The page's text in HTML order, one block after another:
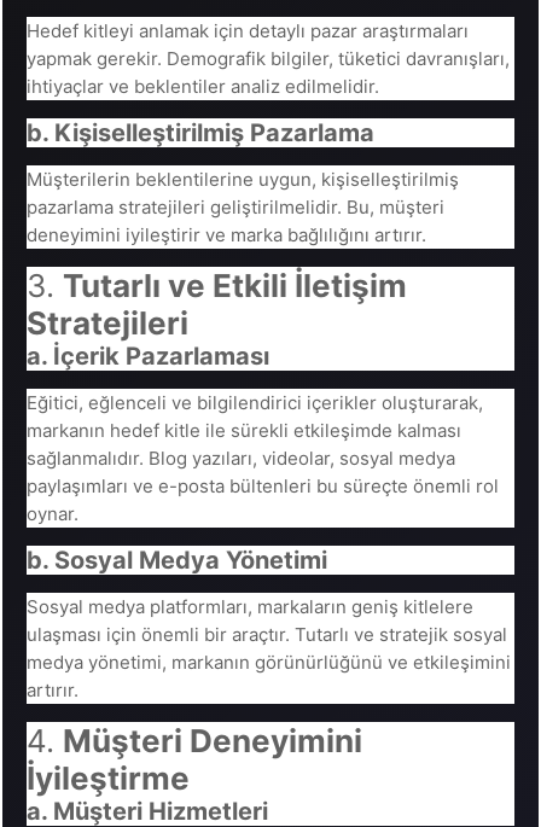
Hedef kitleyi anlamak için detaylı pazar araştırmaları
yapmak gerekir. Demografik bilgiler, tüketici davranışları,
ihtiyaçlar ve beklentiler analiz edilmelidir.
b. Kişiselleştirilmiş Pazarlama
Müşterilerin beklentilerine uygun, kişiselleştirilmiş
pazarlama stratejileri geliştirilmelidir. Bu, müşteri
deneyimini iyileştirir ve marka bağlılığını artırır.
3. Tutarlı ve Etkili İletişim
Stratejileri
a. İçerik Pazarlaması
Eğitici, eğlenceli ve bilgilendirici içerikler oluşturarak,
markanın hedef kitle ile sürekli etkileşimde kalması
sağlanmalıdır. Blog yazıları, videolar, sosyal medya
paylaşımları ve e-posta bültenleri bu süreçte önemli rol
oynar.
b. Sosyal Medya Yönetimi
Sosyal medya platformları, markaların geniş kitlelere
ulaşması için önemli bir araçtır. Tutarlı ve stratejik sosyal
medya yönetimi, markanın görünürlüğünü ve etkileşimini
artırır.
4. Müşteri Deneyimini
İyileştirme
a. Müşteri Hizmetleri